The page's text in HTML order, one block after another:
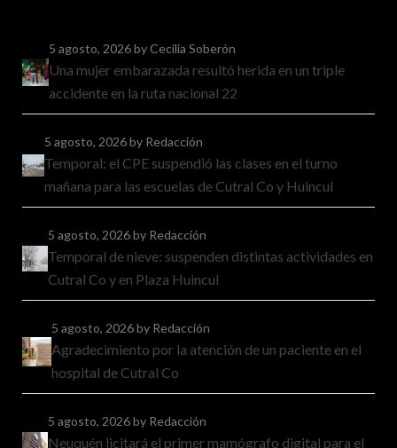
5 agosto, 2026by Cecilia Soberón
Una mujer embarazada resultó herida en un triple
accidente en la ruta nacional 22
5 agosto, 2026by Redacción
Temporal: el CPE suspendió las clases en el turno
mañana para las escuelas de Cutral Co y Huincul
5 agosto, 2026by Redacción
Temporal de nieve: suspenden distintas actividades en
Cutral Co y en Plaza Huincul
5 agosto, 2026by Redacción
Agradecimiento por la atención de un paciente en el
hospital de Cutral Co
5 agosto, 2026by Redacción
Neuquén licitará el primer mamógrafo digital para el